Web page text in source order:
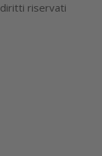
riservati